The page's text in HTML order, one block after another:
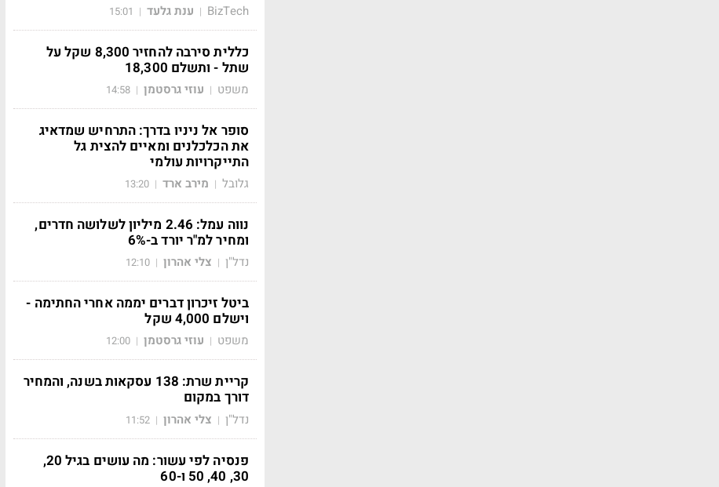
BizTech
| ענת גלעד |
15:01
כללית סירבה להחזיר 8,300 שקל על
שתל - ותשלם 18,300
משפט | עוזי גרסטמן |
14:58
סופר אל ניניו בדרך: התרחיש שמדאיג
את הכלכלנים ומאיים להצית גל
התייקרויות עולמי
גלובל | מירב ארד |
13:20
נווה עמל: 2.46 מיליון לשלושה חדרים,
ומחיר למ"ר יורד ב-6%
נדל"ן | צלי אהרון |
12:10
ביטל זיכרון דברים יממה אחרי החתימה -
וישלם 4,000 שקל
משפט | עוזי גרסטמן |
12:00
קריית שרת: 138 עסקאות בשנה, והמחיר
דורך במקום
נדל"ן | צלי אהרון |
11:52
פנסיה לפי עשור: מה עושים בגיל 20,
30, 40, 50 ו-60